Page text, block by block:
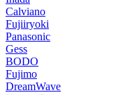
Calviano
Fujiiryoki
Panasonic
Gess
BODO
Fujimo
DreamWave